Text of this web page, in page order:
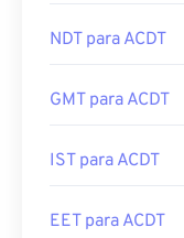
NDT para ACDT
GMT para ACDT
IST para ACDT
EET para ACDT